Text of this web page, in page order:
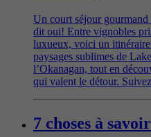
Un court séjour
dit oui! Entre vignobles
luxueux, voici un
paysages sublimes de
l’Okanagan, tout en
qui valent le détour.
7 choses à